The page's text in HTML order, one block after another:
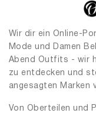
Wir dir ein Online-
Mode und Damen
Abend Outfits - wir
zu entdecken und
angesagten Marken
Von Oberteilen und